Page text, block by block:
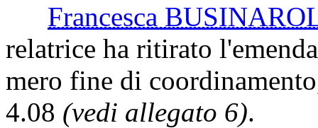
Francesca
relatrice ha ritirato
mero fine di
4.08 (vedi allegato 6).